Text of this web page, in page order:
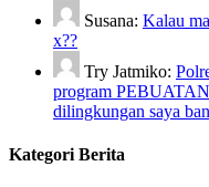
Susana: Kalau
x??
Try Jatmiko:
program
dilingkungan saya
Kategori Berita